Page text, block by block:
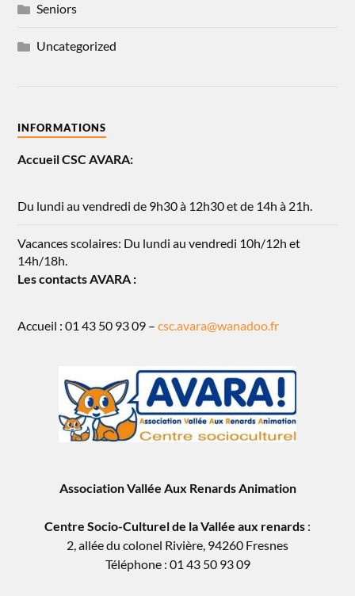
Seniors
Uncategorized
INFORMATIONS
Accueil CSC AVARA:
Du lundi au vendredi de 9h30 à 12h30 et de 14h à 21h.
Vacances scolaires: Du lundi au vendredi 10h/12h et
14h/18h.
Les contacts AVARA :
Accueil : 01 43 50 93 09 –csc.avara@wanadoo.fr
Association Vallée Aux Renards Animation
Centre Socio-Culturel de la Vallée aux renards :
2, allée du colonel Rivière, 94260 Fresnes
Téléphone : 01 43 50 93 09